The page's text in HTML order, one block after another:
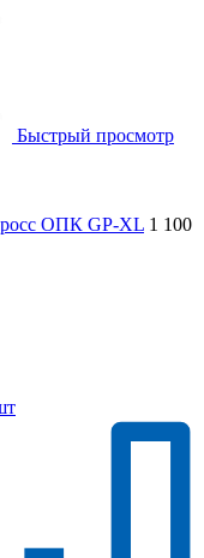
Быстрый просмотр
ОПК GP-XL 1 100